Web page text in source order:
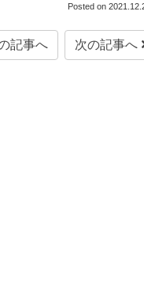
Posted on
記事へ 次の記事へ